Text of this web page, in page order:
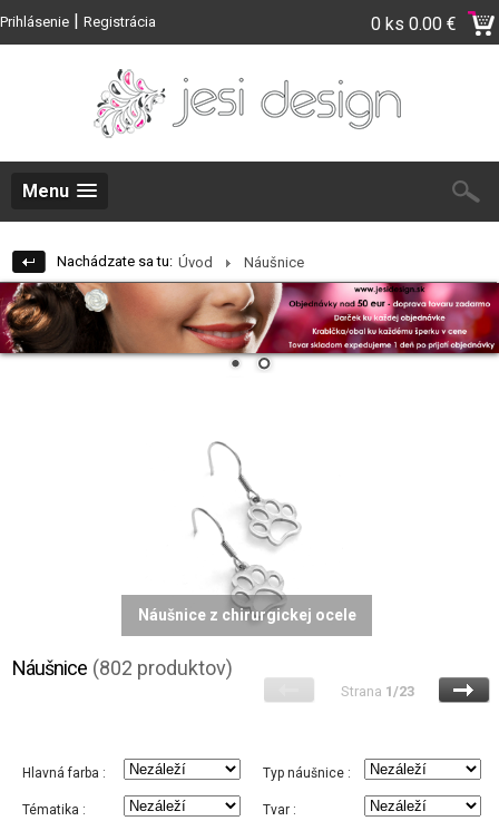
Prihlásenie | Registrácia 0 ks 0.00 €
Menu
Nachádzate sa tu: Úvod Náušnice
Náušnice z chirurgickej ocele
Náušnice (802 produktov)
Strana 1/23
Hlavná farba : Typ náušnice :
Tématika : Tvar :